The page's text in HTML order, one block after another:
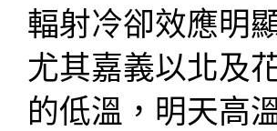
輻射冷卻效應明
尤其嘉義以北及
的低溫，明天高